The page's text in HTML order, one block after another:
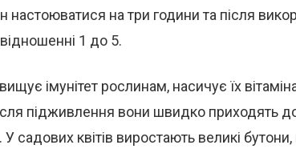
настоюватися на три години та після
1 до 5.
імунітет рослинам, насичує їх
підживлення вони швидко приходять
садових квітів виростають великі